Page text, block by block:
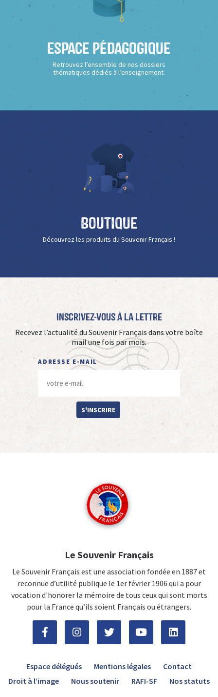
Espace Pédagogique
Retrouvez l’ensemble de nos dossiers
thématiques dédiés à l’enseignement.
Boutique
Découvrez les produits du Souvenir Français !
Inscrivez-vous à La Lettre
Recevez l’actualité du Souvenir Français dans votre boîte
mail une fois par mois.
ADRESSE E-MAIL
S'INSCRIRE
Le Souvenir Français
Le Souvenir Français est une association fondée en 1887 et
reconnue d’utilité publique le 1er février 1906 qui a pour
vocation d'honorer la mémoire de tous ceux qui sont morts
pour la France qu’ils soient Français ou étrangers.
Espace délégués Mentions légales
Contact
Droit à l’image
Nous soutenir RAFI-SF Nos statuts